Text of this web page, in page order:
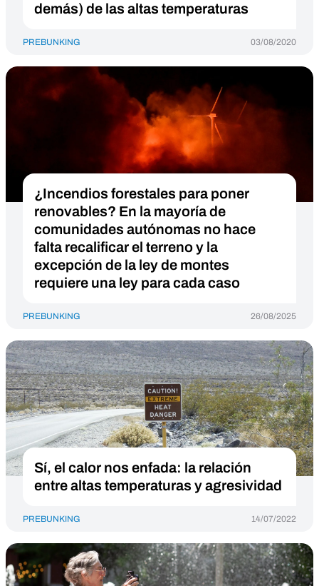
demás) de las altas temperaturas
PREBUNKING 03/08/2020
¿Incendios forestales para poner
renovables? En la mayoría de
comunidades autónomas no hace
falta recalificar el terreno y la
excepción de la ley de montes
requiere una ley para cada caso
PREBUNKING 26/08/2025
Sí, el calor nos enfada: la relación
entre altas temperaturas y agresividad
PREBUNKING 14/07/2022